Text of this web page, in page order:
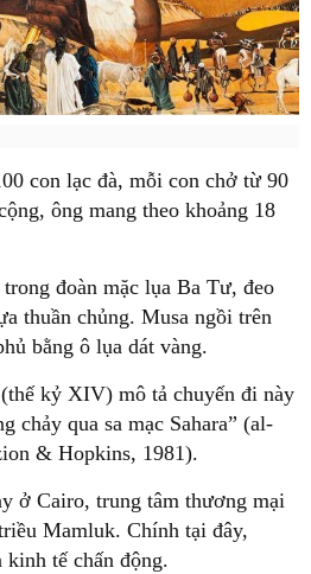
con lạc đà, mỗi con chở từ 90
ông mang theo khoảng 18
đoàn mặc lụa Ba Tư, đeo
thuần chủng. Musa ngồi trên
bằng ô lụa dát vàng.
kỷ XIV) mô tả chuyến đi này
chảy qua sa mạc Sahara” (al-
& Hopkins, 1981).
ở Cairo, trung tâm thương mại
Mamluk. Chính tại đây,
kinh tế chấn động.